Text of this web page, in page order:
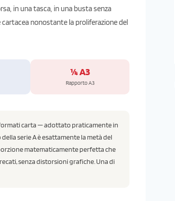
in una tasca, in una busta senza
nonostante la proliferazione del
¼ A3
Rapporto A3
carta — adottato praticamente in
serie A è esattamente la metà del
matematicamente perfetta che
senza distorsioni grafiche. Una di